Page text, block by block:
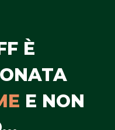
È
E NON